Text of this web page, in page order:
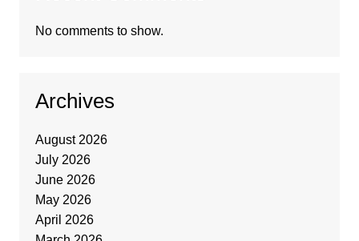
No comments to show.
Archives
August 2026
July 2026
June 2026
May 2026
April 2026